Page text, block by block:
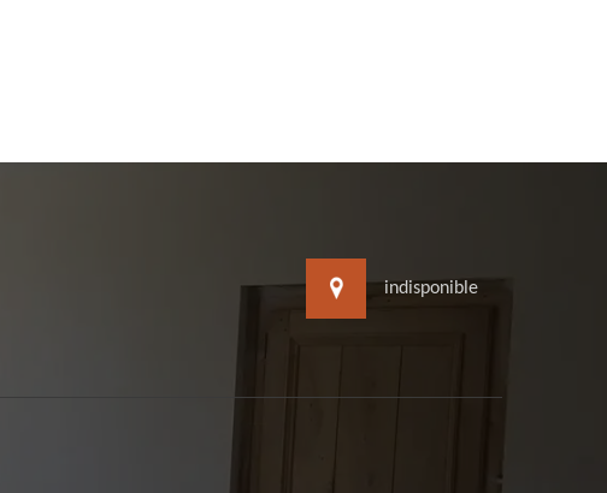
indisponible